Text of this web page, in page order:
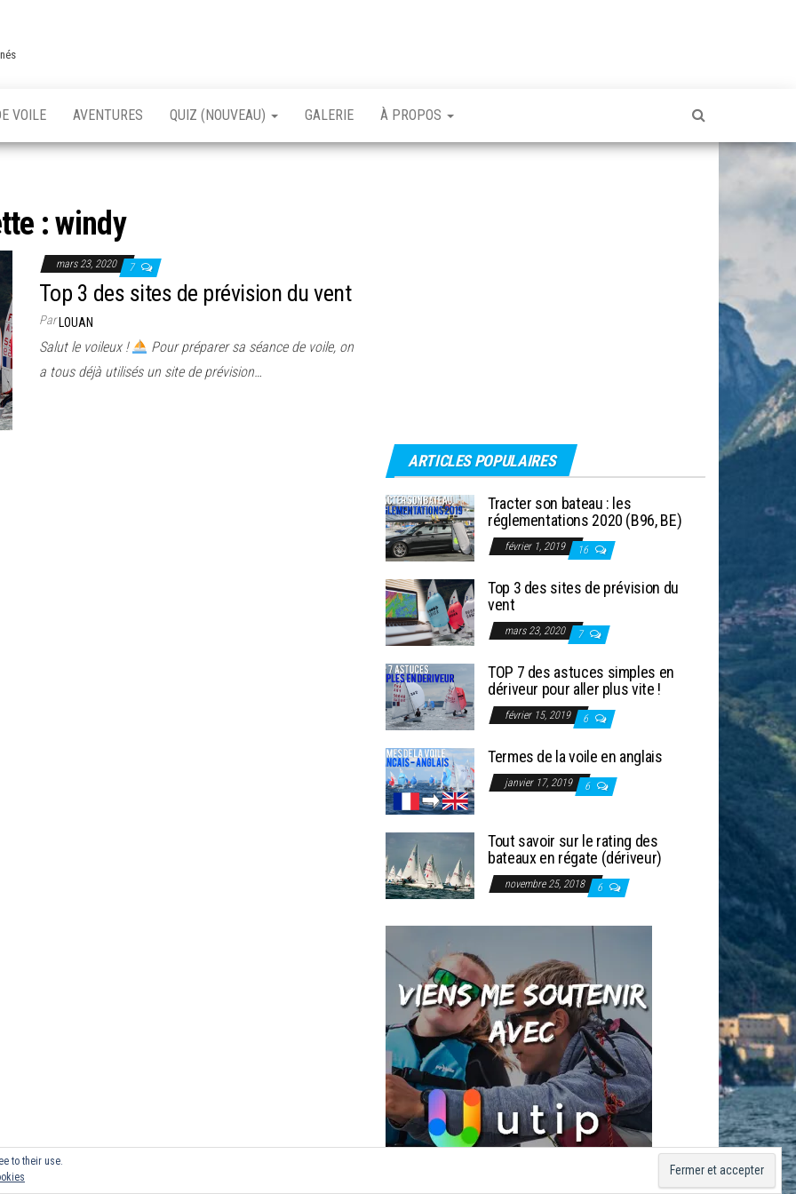
VOILE AVENTURES QUIZ (NOUVEAU) GALERIE À PROPOS
:windy
mars 23, 2020 7
Top 3 des sites de prévision du vent
ParLOUAN
Salut le voileux !
Pour préparer sa séance de voile, on
a tous déjà utilisés un site de prévision…
ARTICLES POPULAIRES
Tracter son bateau : les
réglementations 2020 (B96, BE)
février 1, 2019 16
Top 3 des sites de prévision du
vent
mars 23, 2020 7
TOP 7 des astuces simples en
dériveur pour aller plus vite !
février 15, 2019 6
Termes de la voile en anglais
janvier 17, 2019 6
Tout savoir sur le rating des
bateaux en régate (dériveur)
novembre 25, 2018 6
to their use.